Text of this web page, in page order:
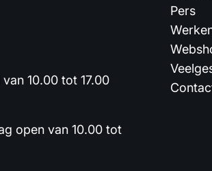
10.00 tot 17.00
open van 10.00 tot
Pers